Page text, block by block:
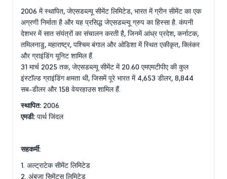
2006 में स्थापित, जेएसडब्ल्यू सीमेंट लिमिटेड, भारत में ग्रीन सीमेंट का एक
अग्रणी निर्माता है और यह प्रसिद्ध जेएसडब्ल्यू ग्रुप का हिस्सा है. कंपनी
देशभर में सात संयंत्रों का संचालन करती है, जिनमें आंध्र प्रदेश, कर्नाटक,
तमिलनाडु, महाराष्ट्र, पश्चिम बंगाल और ओडिशा में स्थित एकीकृत, क्लिंकर
और ग्राइंडिंग यूनिट शामिल हैं.
31 मार्च 2025 तक, जेएसडब्ल्यू सीमेंट में 20.60 एमएमटीपीए की कुल
इंस्टॉल्ड ग्राइंडिंग क्षमता थी, जिसमें पूरे भारत में 4,653 डीलर, 8,844
सब-डीलर और 158 वेयरहाउस शामिल हैं.
स्थापित: 2006
एमडी: पार्थ जिंदल
सहकर्मी:
1. अल्ट्राटेक सीमेंट लिमिटेड
2. अंबुजा सिमेंट्स लिमिटेड